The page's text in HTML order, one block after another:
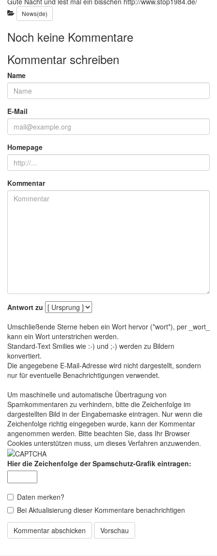
Kategorien:
News(de)
Noch keine Kommentare
Kommentar schreiben
Name
E-Mail
Homepage
Kommentar
Antwort zu
Umschließende Sterne heben ein Wort hervor (*wort*), per _wort_
kann ein Wort unterstrichen werden.
Standard-Text Smilies wie :-) und ;-) werden zu Bildern
konvertiert.
Die angegebene E-Mail-Adresse wird nicht dargestellt, sondern
nur für eventuelle Benachrichtigungen verwendet.
Um maschinelle und automatische Übertragung von
Spamkommentaren zu verhindern, bitte die Zeichenfolge im
dargestellten Bild in der Eingabemaske eintragen. Nur wenn die
Zeichenfolge richtig eingegeben wurde, kann der Kommentar
angenommen werden. Bitte beachten Sie, dass Ihr Browser
Cookies unterstützen muss, um dieses Verfahren anzuwenden.
Hier die Zeichenfolge der Spamschutz-Grafik eintragen:
Daten merken?
Bei Aktualisierung dieser Kommentare benachrichtigen